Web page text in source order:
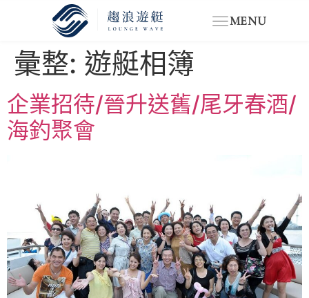
MENU
彙整: 遊艇相簿
企業招待/晉升送舊/尾牙春酒/
海釣聚會